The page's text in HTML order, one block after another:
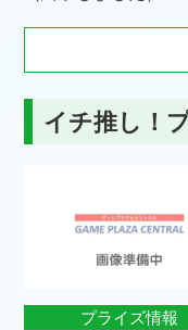
イチ推し！
プライズ情報